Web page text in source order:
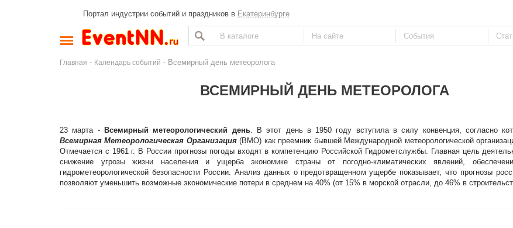
Портал индустрии событий и праздников в Екатеринбурге
Главная - Календарь событий - Всемирный день метеоролога
ВСЕМИРНЫЙ ДЕНЬ МЕТЕОРОЛОГА
23 марта - Всемирный метеорологический день. В этот день в 1950 году вступила в силу конвенция, согласно
Всемирная Метеорологическая Организация(ВМО) как преемник бывшей Международной метеорологической
Отмечается с 1961 г. В России прогнозы погоды входят в компетенцию Российской Гидрометслужбы. Главная цель
снижение угрозы жизни населения и ущерба экономике страны от погодно-климатических явлений,
гидрометеорологической безопасности России. Анализ данных о предотвращенном ущербе показывает, что прогнозы
позволяют уменьшить возможные экономические потери в среднем на 40% (от 15% в морской отрасли, до 46% в